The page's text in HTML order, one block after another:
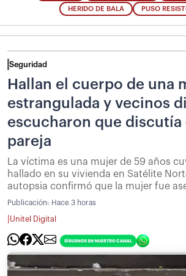
HERIDO DE BALA PUSO
Seguridad
Hallan el cuerpo de una
estrangulada y vecinos
escucharon que discutía
pareja
La víctima es una mujer de 59 años
hallado en su vivienda en Satélite
autopsia confirmó que la mujer fue
Publicación: Hace 3 horas
Unitel Digital